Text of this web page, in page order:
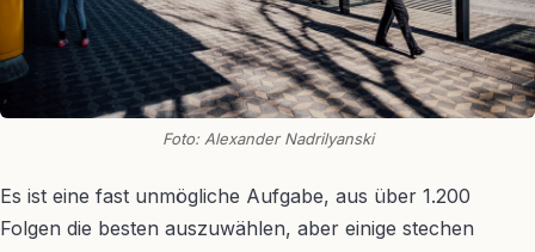
Foto: Alexander Nadrilyanski
Es ist eine fast unmögliche Aufgabe, aus über 1.200
Folgen die besten auszuwählen, aber einige stechen